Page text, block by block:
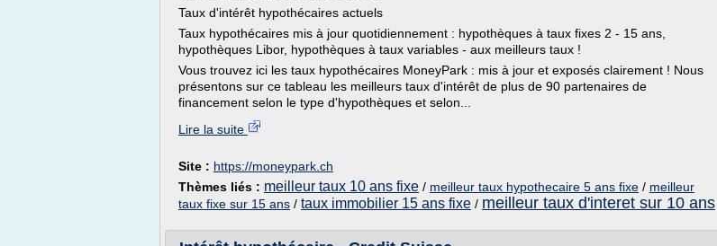
Taux d'intérêt hypothécaires actuels
Taux hypothécaires mis à jour quotidiennement : hypothèques à taux fixes 2 - 15 ans,
hypothèques Libor, hypothèques à taux variables - aux meilleurs taux !
Vous trouvez ici les taux hypothécaires MoneyPark : mis à jour et exposés clairement ! Nous
présentons sur ce tableau les meilleurs taux d'intérêt de plus de 90 partenaires de
financement selon le type d'hypothèques et selon...
Lire la suite
Site : https://moneypark.ch
Thèmes liés : meilleur taux 10 ans fixe / meilleur taux hypothecaire 5 ans fixe / meilleur
taux fixe sur 15 ans / taux immobilier 15 ans fixe / meilleur taux d'interet sur 10 ans